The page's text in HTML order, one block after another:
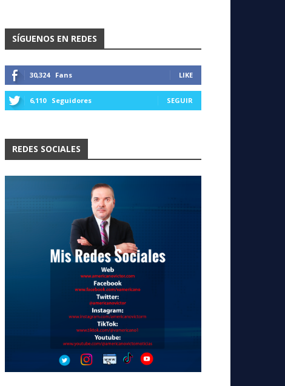
SÍGUENOS EN REDES
30,324 Fans LIKE
6,110 Seguidores SEGUIR
REDES SOCIALES